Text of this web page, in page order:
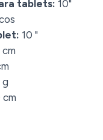
tablets: 10"
10 "
cm
g
cm